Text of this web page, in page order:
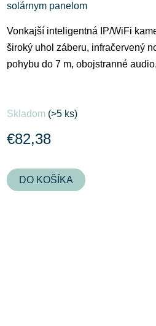
solárnym panelom
Vonkajší inteligentná IP/WiFi
široký uhol záberu, infračervený
pohybu do 7 m, obojstranné
hodnotenie
produktu
5,0
z
Skladom (>5 ks)
€82,38
DO KOŠÍKA